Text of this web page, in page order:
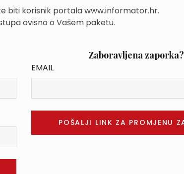
biti korisnik portala www.informator.hr.
ovisno o Vašem paketu.
Zaboravljena zaporka?
EMAIL